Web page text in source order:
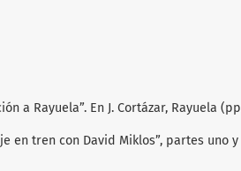
a Rayuela”. En J. Cortázar, Rayuela
en tren con David Miklos”, partes uno